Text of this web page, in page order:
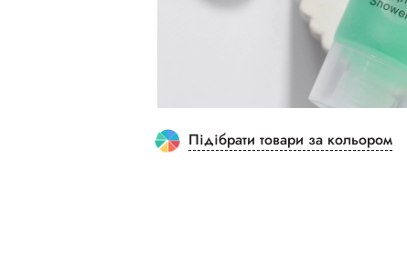
Підібрати товари за кольором